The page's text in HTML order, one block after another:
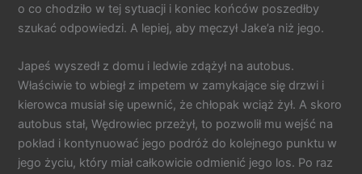
o co chodziło w tej sytuacji i koniec końców poszedłby
szukać odpowiedzi. A lepiej, aby męczył Jake’a niż jego.
Japeś wyszedł z domu i ledwie zdążył na autobus.
Właściwie to wbiegł z impetem w zamykające się drzwi i
kierowca musiał się upewnić, że chłopak wciąż żył. A skoro
autobus stał, Wędrowiec przeżył, to pozwolił mu wejść na
pokład i kontynuować jego podróż do kolejnego punktu w
jego życiu, który miał całkowicie odmienić jego los. Po raz